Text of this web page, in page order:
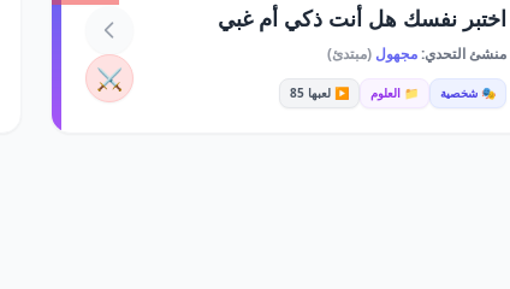
اختبر نفسك هل أنت ذكي أم غبي
منشئ التحدي:مجهول (مبتدئ)
🎭 شخصية 📁 العلوم ▶️ لعبها 85 ⚔️